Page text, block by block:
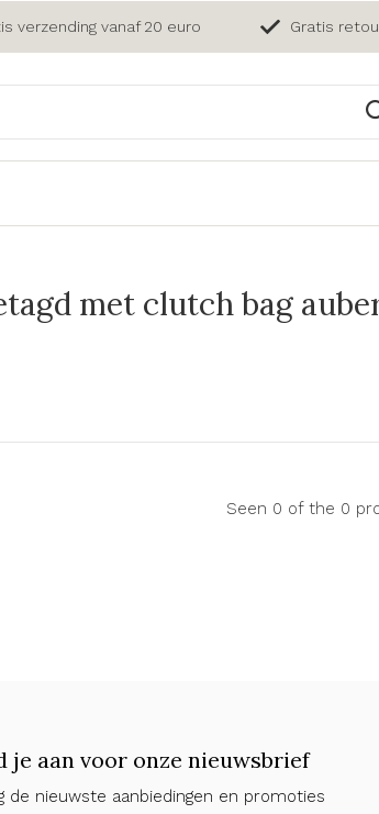
verzending vanaf 20 euro Gratis
met clutch bag
Seen 0 of the 0
je aan voor onze nieuwsbrief
de nieuwste aanbiedingen en promoties